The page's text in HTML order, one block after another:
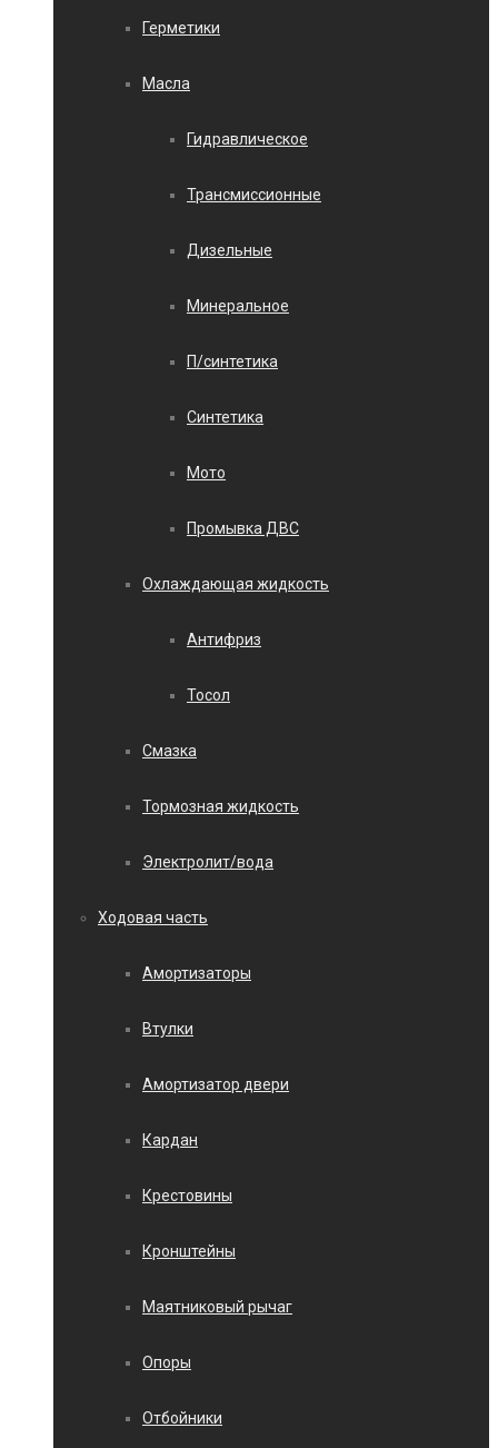
Герметики
Масла
Гидравлическое
Трансмиссионные
Дизельные
Минеральное
П/синтетика
Синтетика
Мото
Промывка ДВС
Охлаждающая жидкость
Антифриз
Тосол
Смазка
Тормозная жидкость
Электролит/вода
Ходовая часть
Амортизаторы
Втулки
Амортизатор двери
Кардан
Крестовины
Кронштейны
Маятниковый рычаг
Опоры
Отбойники